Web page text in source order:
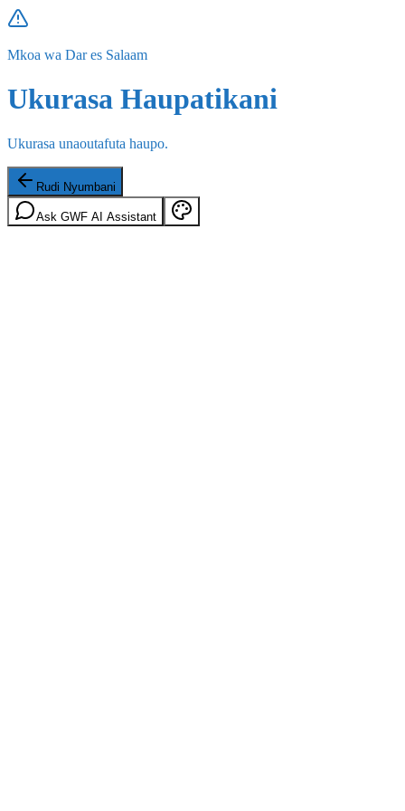
Mkoa wa Dar es Salaam
Ukurasa Haupatikani
Ukurasa unaoutafuta haupo.
Rudi Nyumbani
Ask GWF AI Assistant